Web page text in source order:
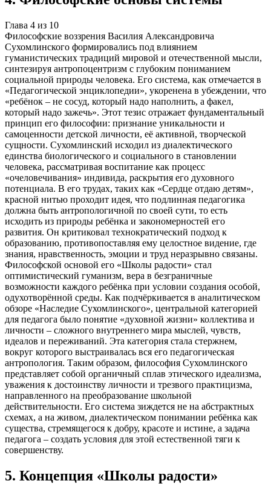
Глава 4 из 10
Философские воззрения Василия Александровича
Сухомлинского формировались под влиянием
гуманистических традиций мировой и отечественной мысли,
синтезируя антропоцентризм с глубоким пониманием
социальной природы человека. Его система, как отмечается в
«Педагогической энциклопедии», укоренена в убеждении, что
«ребёнок – не сосуд, который надо наполнить, а факел,
который надо зажечь». Этот тезис отражает фундаментальный
принцип его философии: признание уникальности и
самоценности детской личности, её активной, творческой
сущности. Сухомлинский исходил из диалектического
единства биологического и социального в становлении
человека, рассматривая воспитание как процесс
«очеловечивания» индивида, раскрытия его духовного
потенциала. В его трудах, таких как «Сердце отдаю детям»,
красной нитью проходит идея, что подлинная педагогика
должна быть антропологичной по своей сути, то есть
исходить из природы ребёнка и закономерностей его
развития. Он критиковал технократический подход к
образованию, противопоставляя ему целостное видение, где
знания, нравственность, эмоции и труд неразрывно связаны.
Философской основой его «Школы радости» стал
оптимистический гуманизм, вера в безграничные
возможности каждого ребёнка при условии создания особой,
одухотворённой среды. Как подчёркивается в аналитическом
обзоре «Наследие Сухомлинского», центральной категорией
для педагога было понятие «духовной жизни» коллектива и
личности – сложного внутреннего мира мыслей, чувств,
идеалов и переживаний. Эта категория стала стержнем,
вокруг которого выстраивалась вся его педагогическая
антропология. Таким образом, философия Сухомлинского
представляет собой органичный сплав этического идеализма,
уважения к достоинству личности и трезвого практицизма,
направленного на преобразование школьной
действительности. Его система зиждется не на абстрактных
схемах, а на живом, диалектическом понимании ребёнка как
существа, стремящегося к добру, красоте и истине, а задача
педагога – создать условия для этой естественной тяги к
совершенству.
5. Концепция «Школы радости»